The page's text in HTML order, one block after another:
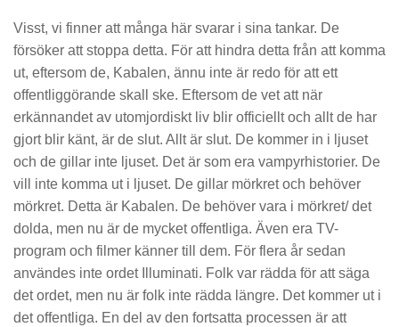
Visst, vi finner att många här svarar i sina tankar. De
försöker att stoppa detta. För att hindra detta från att komma
ut, eftersom de, Kabalen, ännu inte är redo för att ett
offentliggörande skall ske. Eftersom de vet att när
erkännandet av utomjordiskt liv blir officiellt och allt de har
gjort blir känt, är de slut. Allt är slut. De kommer in i ljuset
och de gillar inte ljuset. Det är som era vampyrhistorier. De
vill inte komma ut i ljuset. De gillar mörkret och behöver
mörkret. Detta är Kabalen. De behöver vara i mörkret/ det
dolda, men nu är de mycket offentliga. Även era TV-
program och filmer känner till dem. För flera år sedan
användes inte ordet Illuminati. Folk var rädda för att säga
det ordet, men nu är folk inte rädda längre. Det kommer ut i
det offentliga. En del av den fortsatta processen är att